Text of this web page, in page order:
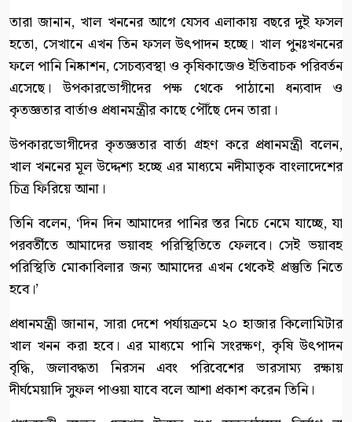
তারা জানান, খাল খননের আগে যেসব এলাকায় বছরে দুই ফসল
হতো, সেখানে এখন তিন ফসল উৎপাদন হচ্ছে। খাল পুনঃখননের
ফলে পানি নিষ্কাশন, সেচব্যবস্থা ও কৃষিকাজেও ইতিবাচক পরিবর্তন
এসেছে। উপকারভোগীদের পক্ষ থেকে পাঠানো ধন্যবাদ ও
কৃতজ্ঞতার বার্তাও প্রধানমন্ত্রীর কাছে পৌঁছে দেন তারা।
উপকারভোগীদের কৃতজ্ঞতার বার্তা গ্রহণ করে প্রধানমন্ত্রী বলেন,
খাল খননের মূল উদ্দেশ্য হচ্ছে এর মাধ্যমে নদীমাতৃক বাংলাদেশের
চিত্র ফিরিয়ে আনা।
তিনি বলেন, ‘দিন দিন আমাদের পানির স্তর নিচে নেমে যাচ্ছে, যা
পরবর্তীতে আমাদের ভয়াবহ পরিস্থিতিতে ফেলবে। সেই ভয়াবহ
পরিস্থিতি মোকাবিলার জন্য আমাদের এখন থেকেই প্রস্তুতি নিতে
হবে।’
প্রধানমন্ত্রী জানান, সারা দেশে পর্যায়ক্রমে ২০ হাজার কিলোমিটার
খাল খনন করা হবে। এর মাধ্যমে পানি সংরক্ষণ, কৃষি উৎপাদন
বৃদ্ধি, জলাবদ্ধতা নিরসন এবং পরিবেশের ভারসাম্য রক্ষায়
দীর্ঘমেয়াদি সুফল পাওয়া যাবে বলে আশা প্রকাশ করেন তিনি।